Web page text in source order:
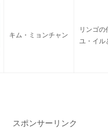
キム・ミョンチャン
リンゴの
ユ・イル
スポンサーリンク